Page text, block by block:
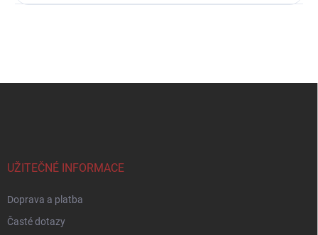
UŽITEČNÉ INFORMACE
Doprava a platba
Časté dotazy